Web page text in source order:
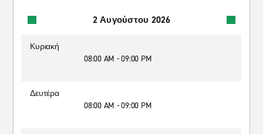
2 Αυγούστου 2026
Κυριακή
08:00 AM - 09:00 PM
Δευτέρα
08:00 AM - 09:00 PM